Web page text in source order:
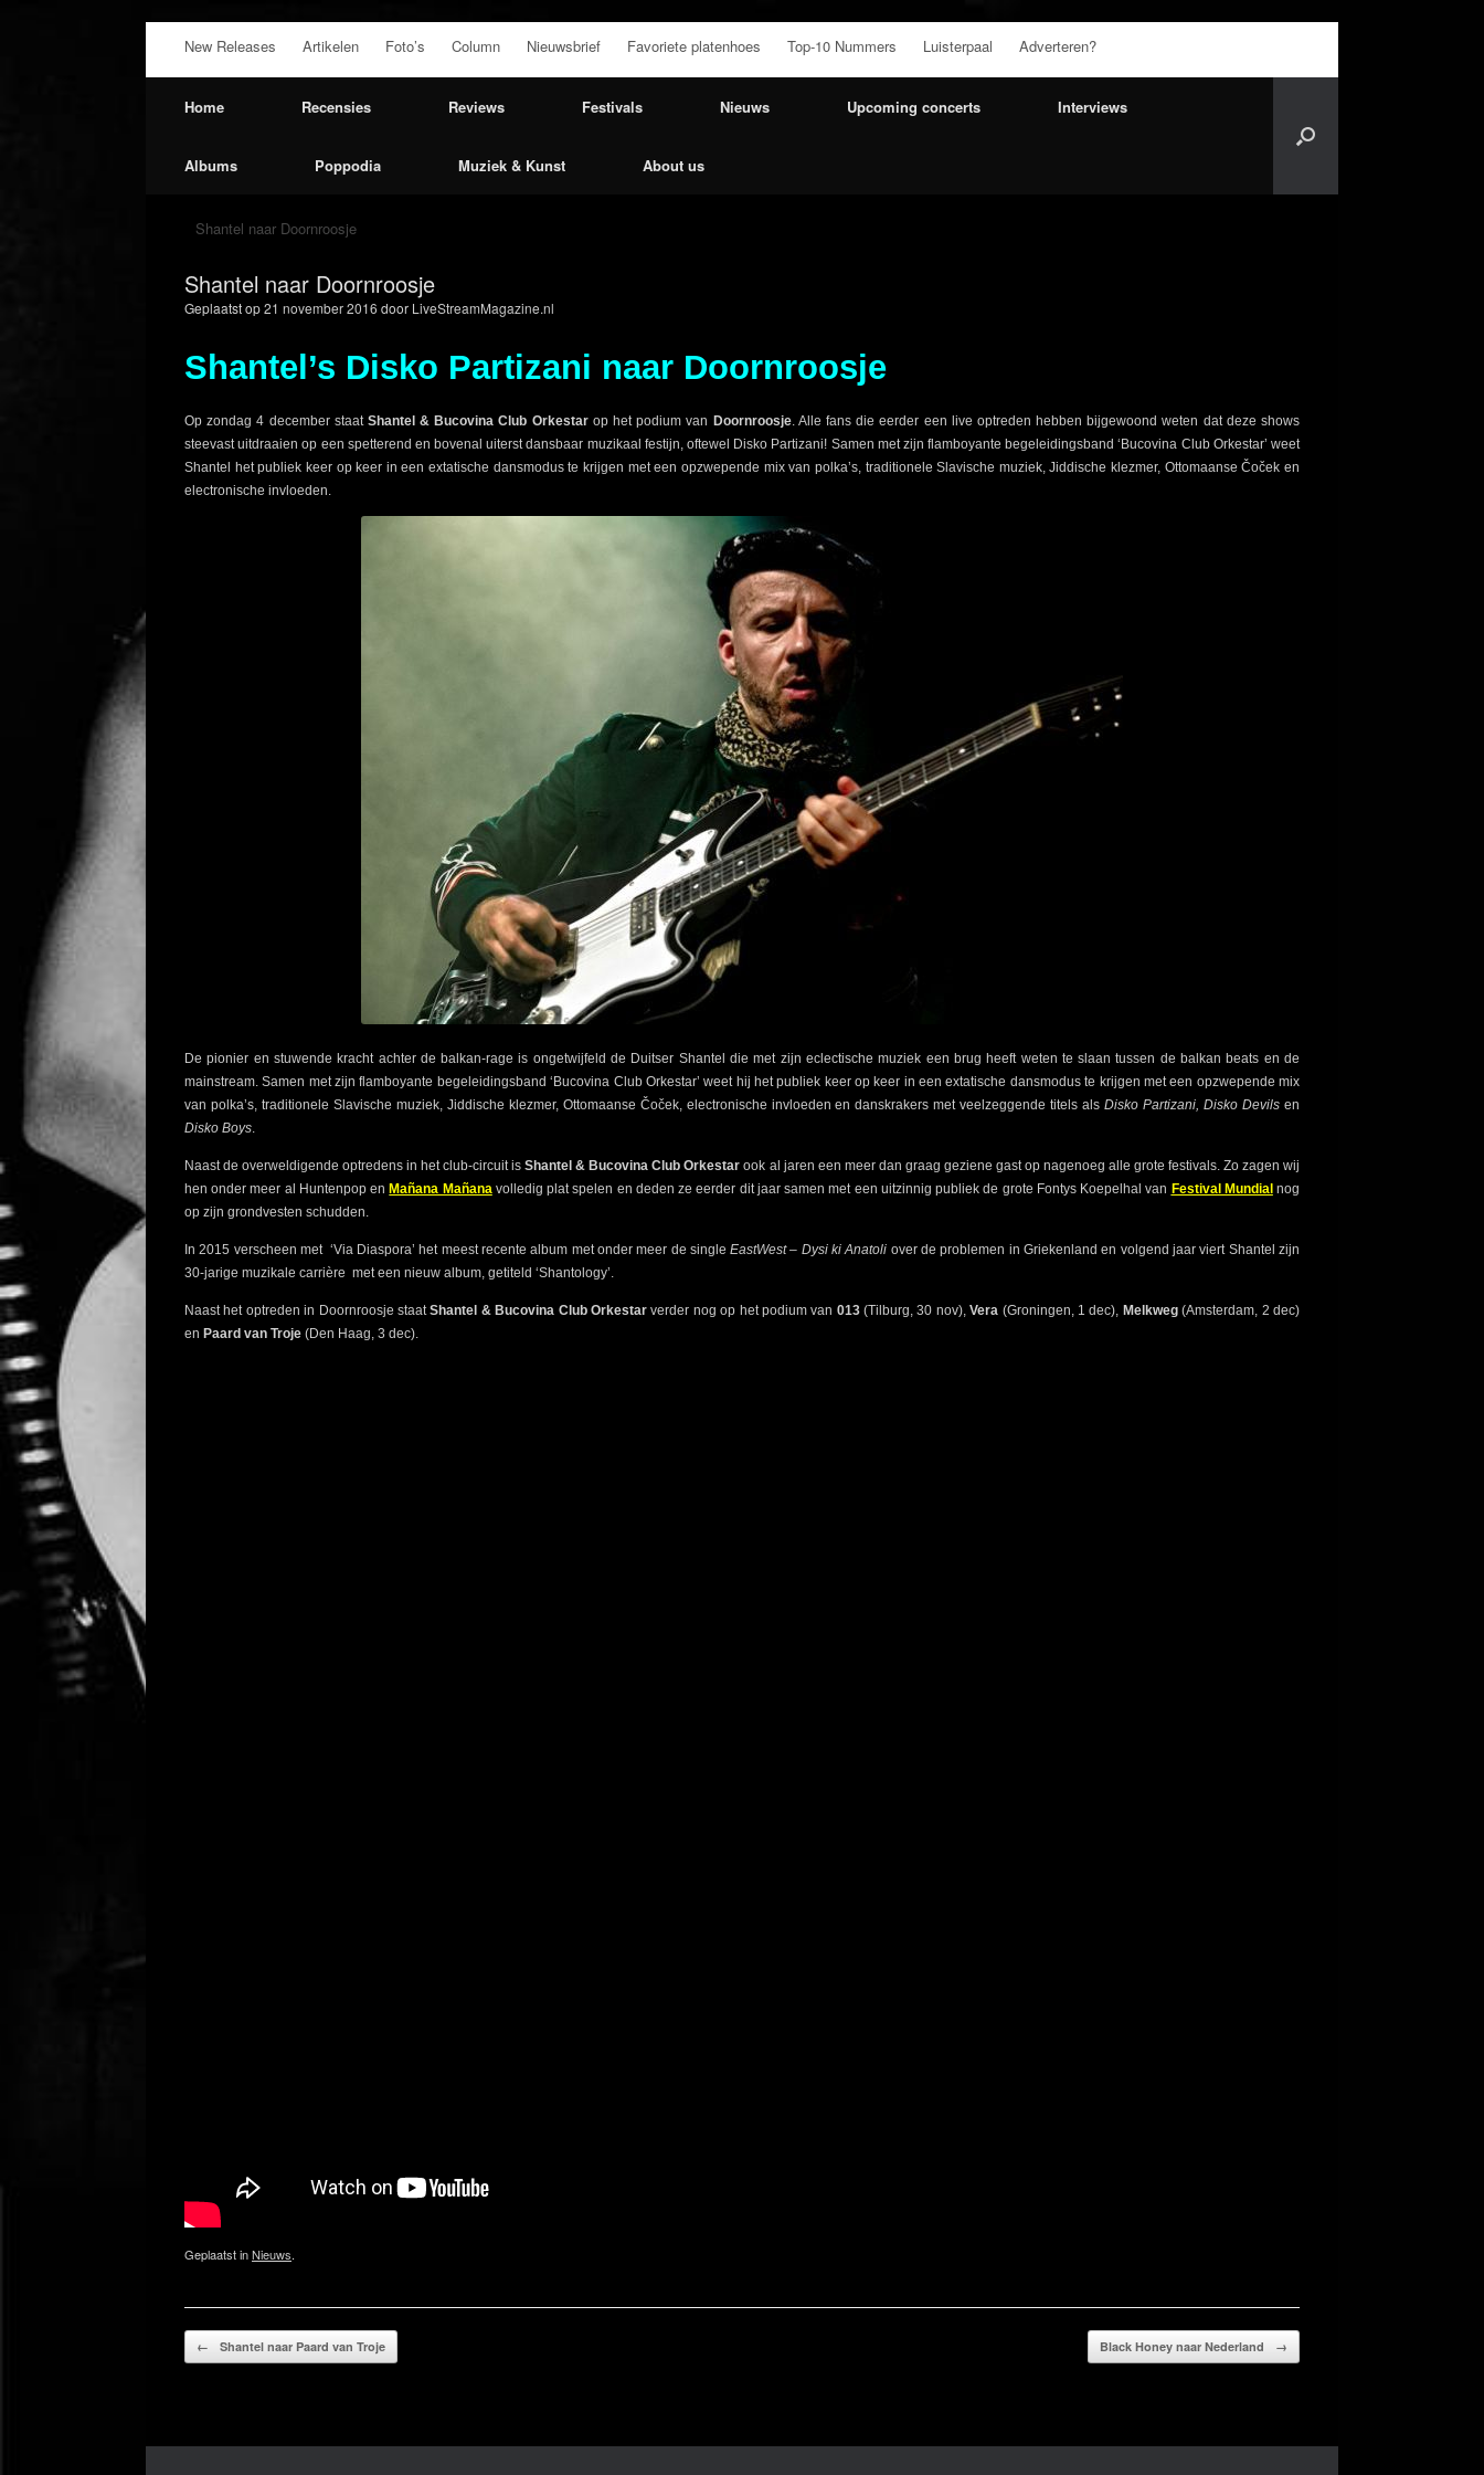
de
New Releases Artikelen Foto’s Column Nieuwsbrief Favoriete platenhoes Top-10 Nummers Luisterpaal Adverteren?
Home Recensies Reviews Festivals Nieuws Upcoming concerts Interviews
Albums Poppodia Muziek & Kunst About us
Shantel naar Doornroosje
Shantel naar Doornroosje
Geplaatst op21 november 2016 door LiveStreamMagazine.nl
Shantel’s Disko Partizani naar Doornroosje
Op zondag 4 december staat Shantel & Bucovina Club Orkestar op het podium van Doornroosje. Alle fans die eerder een live optreden hebben bijgewoond weten dat deze shows
steevast uitdraaien op een spetterend en bovenal uiterst dansbaar muzikaal festijn, oftewel Disko Partizani! Samen met zijn flamboyante begeleidingsband ‘Bucovina Club Orkestar’ weet
Shantel het publiek keer op keer in een extatische dansmodus te krijgen met een opzwepende mix van polka’s, traditionele Slavische muziek, Jiddische klezmer, Ottomaanse Čoček en
electronische invloeden.
De pionier en stuwende kracht achter de balkan-rage is ongetwijfeld de Duitser Shantel die met zijn eclectische muziek een brug heeft weten te slaan tussen de balkan beats en de
mainstream. Samen met zijn flamboyante begeleidingsband ‘Bucovina Club Orkestar’ weet hij het publiek keer op keer in een extatische dansmodus te krijgen met een opzwepende mix
van polka’s, traditionele Slavische muziek, Jiddische klezmer, Ottomaanse Čoček, electronische invloeden en danskrakers met veelzeggende titels alsDisko Partizani, Disko Devilsen
Disko Boys.
Naast de overweldigende optredens in het club-circuit isShantel & Bucovina Club Orkestarook al jaren een meer dan graag geziene gast op nagenoeg alle grote festivals. Zo zagen wij
hen onder meer al Huntenpop en Mañana Mañanavolledig plat spelen en deden ze eerder dit jaar samen met een uitzinnig publiek de grote Fontys Koepelhal van Festival Mundial nog
op zijn grondvesten schudden.
In 2015 verscheen met ‘Via Diaspora’ het meest recente album met onder meer de singleEastWest – Dysi ki Anatoli over de problemen in Griekenland en volgend jaar viert Shantel zijn
30-jarige muzikale carrière met een nieuw album, getiteld ‘Shantology’.
Naast het optreden in Doornroosje staatShantel & Bucovina Club Orkestarverder nog op het podium van 013(Tilburg, 30 nov),Vera (Groningen, 1 dec), Melkweg(Amsterdam, 2 dec)
en Paard van Troje (Den Haag, 3 dec).
Geplaatst inNieuws.
Bericht navigatie
← Shantel naar Paard van Troje Black Honey naar Nederland →